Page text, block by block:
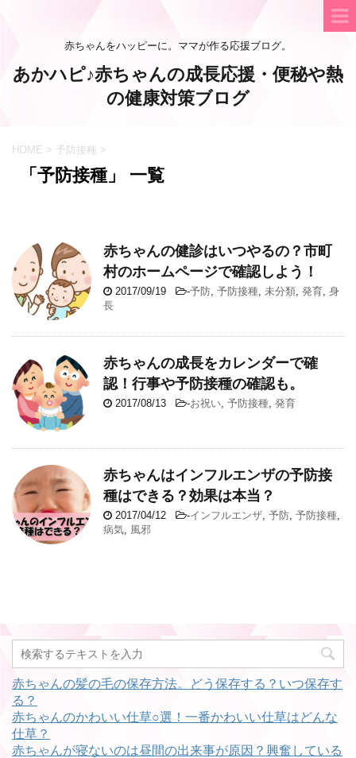
赤ちゃんをハッピーに。ママが作る応援ブログ。
あかハピ♪赤ちゃんの成長応援・便秘や熱
の健康対策ブログ
HOME > 予防接種 >
「予防接種」 一覧
赤ちゃんの健診はいつやるの？市町
村のホームページで確認しよう！
2017/09/19 -予防, 予防接種, 未分類, 発育, 身
長
赤ちゃんの成長をカレンダーで確
認！行事や予防接種の確認も。
2017/08/13 -お祝い, 予防接種, 発育
赤ちゃんはインフルエンザの予防接
種はできる？効果は本当？
2017/04/12 -インフルエンザ, 予防, 予防接種,
病気, 風邪
赤ちゃんの髪の毛の保存方法。どう保存する？いつ保存す
る？
赤ちゃんのかわいい仕草○選！一番かわいい仕草はどんな
仕草？
赤ちゃんが寝ないのは昼間の出来事が原因？興奮している